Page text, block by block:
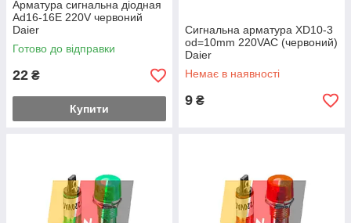
Арматура сигнальна діодная
Ad16-16Е 220V червоний
Daier
Готово до відправки
22 ₴
Купити
Сигнальна арматура XD10-3
od=10mm 220VAC (червоний)
Daier
Немає в наявності
9 ₴